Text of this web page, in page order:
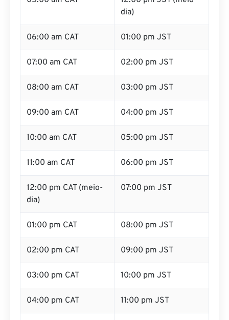
dia)
06:00 am CAT 01:00 pm JST
07:00 am CAT 02:00 pm JST
08:00 am CAT 03:00 pm JST
09:00 am CAT 04:00 pm JST
10:00 am CAT 05:00 pm JST
11:00 am CAT 06:00 pm JST
12:00 pm CAT (meio-
dia)
07:00 pm JST
01:00 pm CAT 08:00 pm JST
02:00 pm CAT 09:00 pm JST
03:00 pm CAT 10:00 pm JST
04:00 pm CAT 11:00 pm JST